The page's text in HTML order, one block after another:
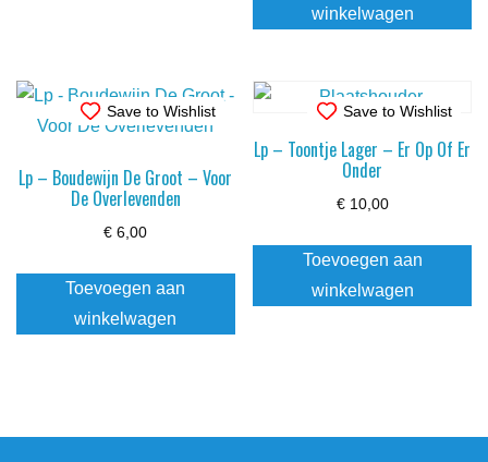
winkelwagen
Save to Wishlist
Lp – Boudewijn De Groot – Voor
De Overlevenden
€ 6,00
Toevoegen aan
winkelwagen
Save to Wishlist
Lp – Toontje Lager – Er Op Of Er
Onder
€10,00
Toevoegen aan
winkelwagen